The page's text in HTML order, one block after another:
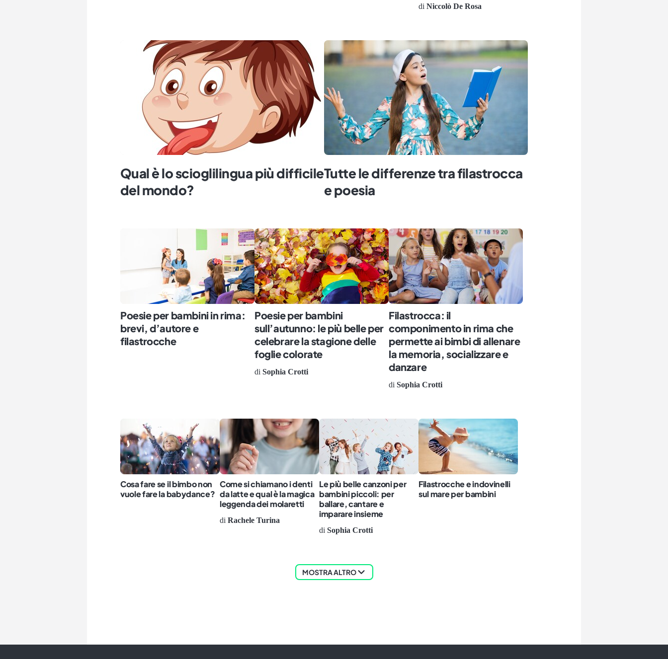
di Niccolò De Rosa
Qual è lo scioglilingua più difficile
del mondo?
Tutte le differenze tra filastrocca
e poesia
Poesie per bambini in rima:
brevi, d’autore e
filastrocche
Poesie per bambini
sull’autunno: le più belle per
celebrare la stagione delle
foglie colorate
di Sophia Crotti
Filastrocca: il
componimento in rima che
permette ai bimbi di allenare
la memoria, socializzare e
danzare
di Sophia Crotti
Cosa fare se il bimbo non
vuole fare la babydance?
Come si chiamano i denti
da latte e qual è la magica
leggenda dei molaretti
di Rachele Turina
Le più belle canzoni per
bambini piccoli: per
ballare, cantare e
imparare insieme
di Sophia Crotti
Filastrocche e indovinelli
sul mare per bambini
MOSTRA ALTRO